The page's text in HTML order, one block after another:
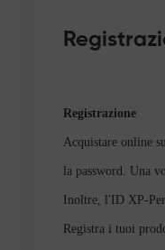
Registrazione
Acquistare online su
la password. Una
Inoltre, l'ID XP-
Registra i tuoi